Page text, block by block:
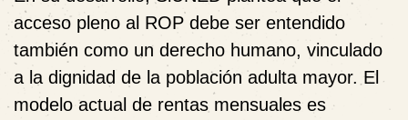
acceso pleno al ROP debe ser entendido
también como un derecho humano, vinculado
a la dignidad de la población adulta mayor. El
modelo actual de rentas mensuales es